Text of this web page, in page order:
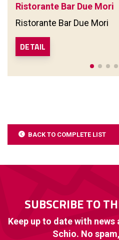
Ristorante Bar Due Mori
Ristorante Bar Due Mori
DETAIL
BACK TO COMPLETE LIST
SUBSCRIBE TO
Keep up to date with
Schio. No